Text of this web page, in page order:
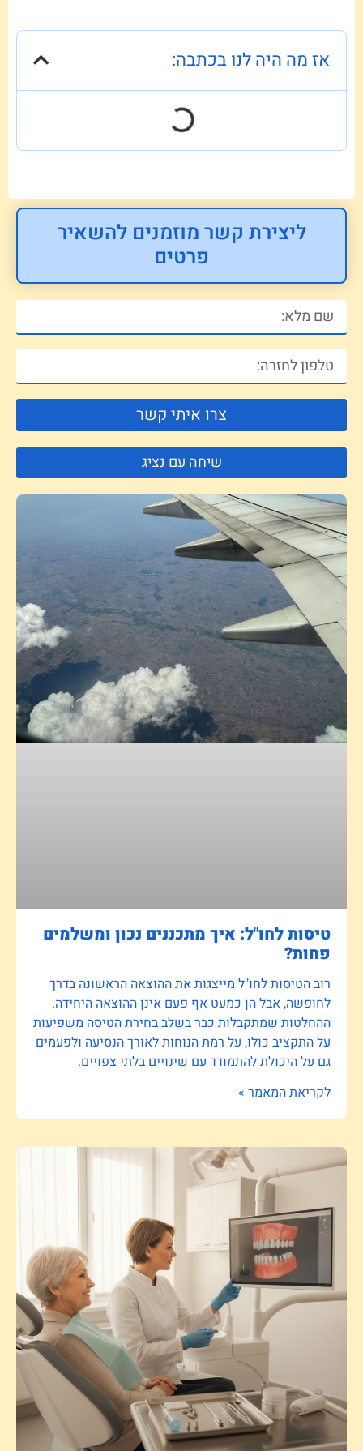
אז מה היה לנו בכתבה:
ליצירת קשר מוזמנים להשאיר
פרטים
צרו איתי קשר
שיחה עם נציג
טיסות לחו"ל: איך מתכננים נכון ומשלמים
פחות?
רוב הטיסות לחו"ל מייצגות את ההוצאה הראשונה בדרך
לחופשה, אבל הן כמעט אף פעם אינן ההוצאה היחידה.
ההחלטות שמתקבלות כבר בשלב בחירת הטיסה משפיעות
על התקציב כולו, על רמת הנוחות לאורך הנסיעה ולפעמים
גם על היכולת להתמודד עם שינויים בלתי צפויים.
לקריאת המאמר »